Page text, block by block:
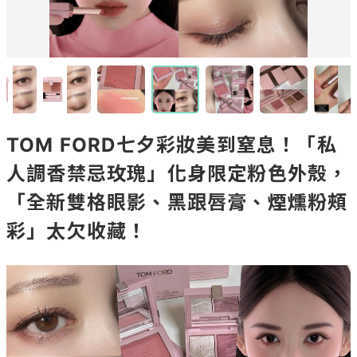
TOM FORD七夕彩妝美到窒息！「私
人調香禁忌玫瑰」化身限定粉色外殼，
「全新雙格眼影、黑跟唇膏、煙燻粉頰
彩」太欠收藏！